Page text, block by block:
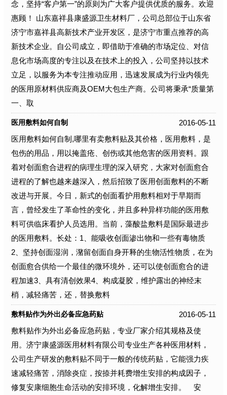
念，坚持“客户第一”的原则为广大客户提供优质的服务。欢迎
惠顾！ 山东嘉祥县康盛源卫生材料厂，公司总部位于山东省
济宁市嘉祥县高新技术产业开发区，是济宁市重点推荐的高
新技术企业。自公司成立，即借助于准确的市场定位、对信
息化市场高度的专注以及在技术上的投入，公司坚持以技术
立足，以服务为本专注推动应用，迅速发展成为行业内领先
的医用原材料供应商及OEM大包生产商。公司将秉承“质量第
一、取
医用敷料如何自制
2016-05-11
医用敷料如何自制,哪里有卖敷料贴及其价格，医用敷料，是
包伤的用品，用以掩盖疮、创伤或其他危害的医用资料。跟
着对创面愈合进程的病理生理的深入研究，大家对创面愈合
进程的了解也越来越深入，然后招致了医用创面敷料的不断
改进与开展。今日，新式的创面看护用敷料相对于早期而
言，曾经发生了革命性的变化，并且多种异样功能的医用敷
料可供临床看护人员选用。当前，藻酸盐敷料是国际最进步
的医用敷料。长处：1、能吸收创面渗出物和一些有毒物质
2、坚持创面湿润，潴留创面自身开释的生物活性物质，在为
创面愈合供给一个最佳的微环境外，还可以使创面愈合的进
程加速3、具有清创效果4、构成凝胶，维护露出的神经末
梢，减轻痛苦，还，替换敷料
敷料贴作为外出必备应急药贴
2016-05-11
敷料贴作为外出必备应急药贴，专业厂家介绍其规格及使
用。济宁康盛源医用材料有限公司专业生产各种医用材料，
公司生产研发的敷料贴不同于一般的传统药贴，它能强力疾
速减轻痛苦，消除炎症，按捺并耗费增生安排的构成因子，
修复安康细胞生命活动的安排环境，化解增生安排。 安